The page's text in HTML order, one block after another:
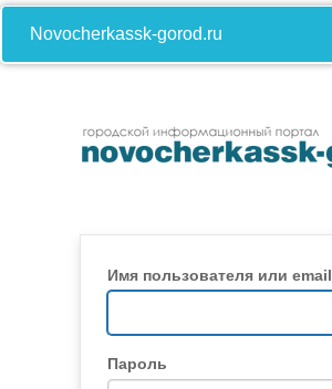
Novocherkassk-gorod.ru
Имя пользователя или email
Пароль